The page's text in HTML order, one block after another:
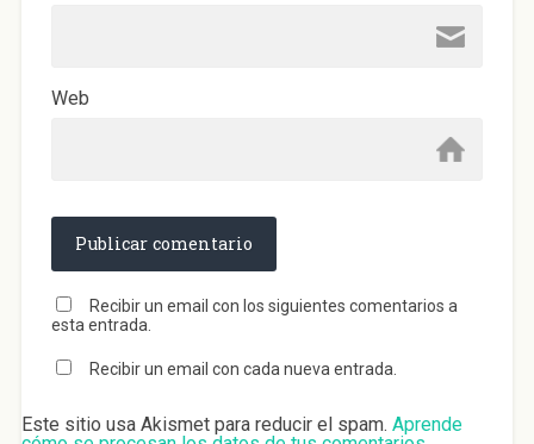
Web
Recibir un email con los siguientes comentarios a
esta entrada.
Recibir un email con cada nueva entrada.
Este sitio usa Akismet para reducir el spam. Aprende